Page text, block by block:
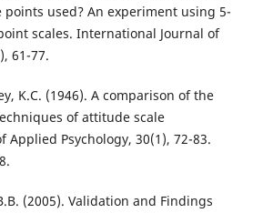
used? An experiment using 5-
scales. International Journal of
61-77.
K.C. (1946). A comparison of the
of attitude scale
Applied Psychology, 30(1), 72-83.
(2005). Validation and Findings